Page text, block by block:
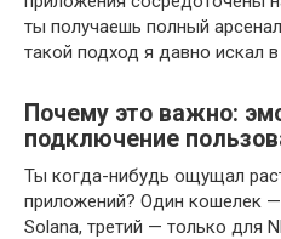
ты получаешь полный
такой подход я давно искал в
Почему это важно:
подключение
Ты когда-нибудь ощущал
приложений? Один кошелек
Solana, третий — только для